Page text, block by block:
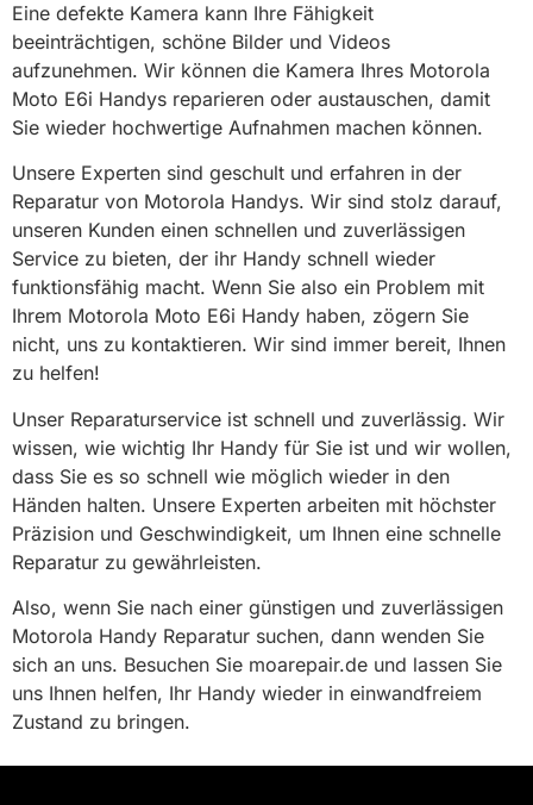
Eine defekte Kamera kann Ihre Fähigkeit
beeinträchtigen, schöne Bilder und Videos
aufzunehmen. Wir können die Kamera Ihres Motorola
Moto E6i Handys reparieren oder austauschen, damit
Sie wieder hochwertige Aufnahmen machen können.
Unsere Experten sind geschult und erfahren in der
Reparatur von Motorola Handys. Wir sind stolz darauf,
unseren Kunden einen schnellen und zuverlässigen
Service zu bieten, der ihr Handy schnell wieder
funktionsfähig macht. Wenn Sie also ein Problem mit
Ihrem Motorola Moto E6i Handy haben, zögern Sie
nicht, uns zu kontaktieren. Wir sind immer bereit, Ihnen
zu helfen!
Unser Reparaturservice ist schnell und zuverlässig. Wir
wissen, wie wichtig Ihr Handy für Sie ist und wir wollen,
dass Sie es so schnell wie möglich wieder in den
Händen halten. Unsere Experten arbeiten mit höchster
Präzision und Geschwindigkeit, um Ihnen eine schnelle
Reparatur zu gewährleisten.
Also, wenn Sie nach einer günstigen und zuverlässigen
Motorola Handy Reparatur suchen, dann wenden Sie
sich an uns. Besuchen Sie moarepair.de und lassen Sie
uns Ihnen helfen, Ihr Handy wieder in einwandfreiem
Zustand zu bringen.